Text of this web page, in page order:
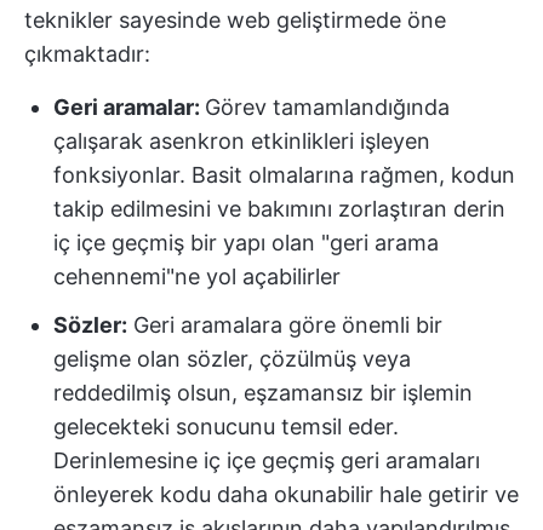
teknikler sayesinde web geliştirmede öne
çıkmaktadır:
Geri aramalar: Görev tamamlandığında
çalışarak asenkron etkinlikleri işleyen
fonksiyonlar. Basit olmalarına rağmen, kodun
takip edilmesini ve bakımını zorlaştıran derin
iç içe geçmiş bir yapı olan "geri arama
cehennemi"ne yol açabilirler
Sözler: Geri aramalara göre önemli bir
gelişme olan sözler, çözülmüş veya
reddedilmiş olsun, eşzamansız bir işlemin
gelecekteki sonucunu temsil eder.
Derinlemesine iç içe geçmiş geri aramaları
önleyerek kodu daha okunabilir hale getirir ve